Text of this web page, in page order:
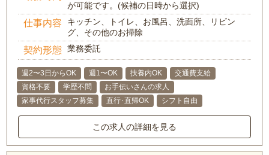
が可能です。(候補の日時から選択)
仕事内容
キッチン、トイレ、お風呂、洗面所、リビン
グ、その他のお掃除
契約形態 業務委託
週2〜3日からOK 週1〜OK 扶養内OK
交通費支給
資格不要
学歴不問
お手伝いさんの求人
家事代行スタッフ募集
直行･直帰OK シフト自由
この求人の詳細を見る